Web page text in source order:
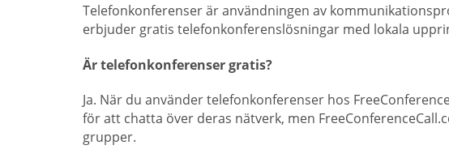
Telefonkonferenser är användningen av
erbjuder gratis telefonkonferenslösningar med lokala
Är telefonkonferenser gratis?
Ja. När du använder telefonkonferenser hos
för att chatta över deras nätverk, men
grupper.